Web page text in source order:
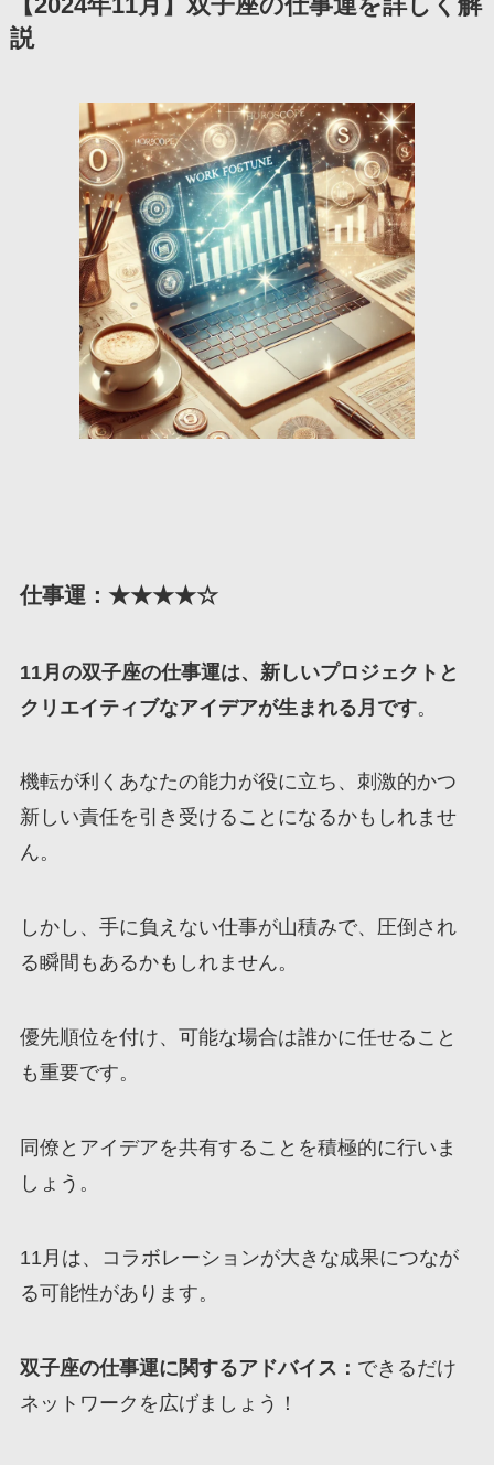
【2024年11月】双子座の仕事運を詳しく解
説
仕事運：★★★★☆
11月の双子座の仕事運は、新しいプロジェクトと
クリエイティブなアイデアが生まれる月です。
機転が利くあなたの能力が役に立ち、刺激的かつ
新しい責任を引き受けることになるかもしれませ
ん。
しかし、手に負えない仕事が山積みで、圧倒され
る瞬間もあるかもしれません。
優先順位を付け、可能な場合は誰かに任せること
も重要です。
同僚とアイデアを共有することを積極的に行いま
しょう。
11月は、コラボレーションが大きな成果につなが
る可能性があります。
双子座の仕事運に関するアドバイス： できるだけ
ネットワークを広げましょう！